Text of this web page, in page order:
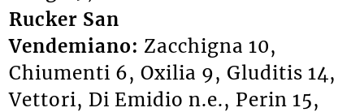
Rucker San
Vendemiano: Zacchigna 10,
Chiumenti 6, Oxilia 9, Gluditis 14,
Vettori, Di Emidio n.e., Perin 15,